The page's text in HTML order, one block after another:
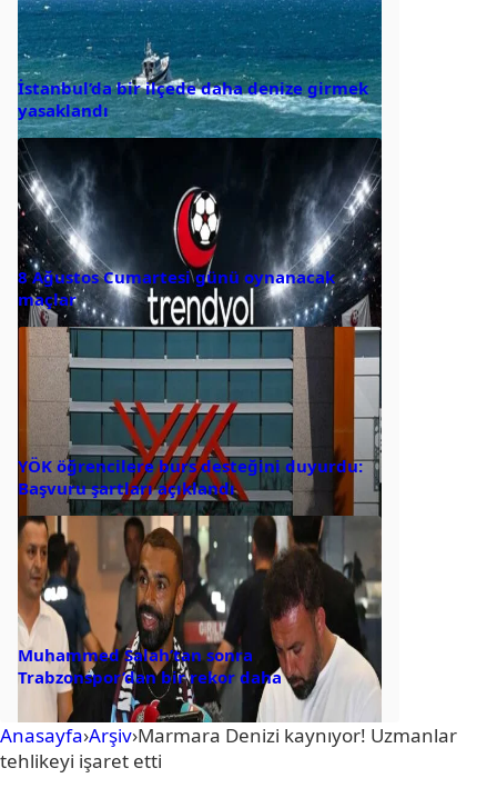
İstanbul’da bir ilçede daha denize girmek
yasaklandı
8 Ağustos Cumartesi günü oynanacak
maçlar
YÖK öğrencilere burs desteğini duyurdu:
Başvuru şartları açıklandı
Muhammed Salah’tan sonra
Trabzonspor’dan bir rekor daha
Anasayfa›Arşiv›Marmara Denizi kaynıyor! Uzmanlar
tehlikeyi işaret etti